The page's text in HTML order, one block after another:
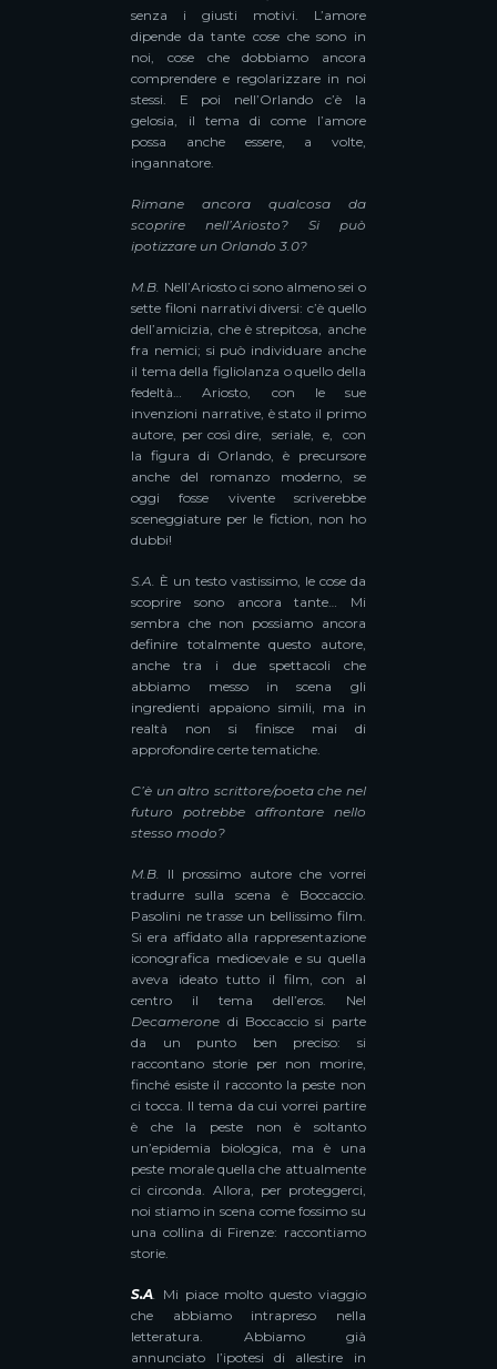
senza i giusti motivi. L’amore
dipende da tante cose che sono in
noi, cose che dobbiamo ancora
comprendere e regolarizzare in noi
stessi. E poi nell’Orlando c’è la
gelosia, il tema di come l’amore
possa anche essere, a volte,
ingannatore.
Rimane ancora qualcosa da
scoprire nell’Ariosto? Si può
ipotizzare un Orlando 3.0?
M.B. Nell’Ariosto ci sono almeno sei o
sette filoni narrativi diversi: c’è quello
dell’amicizia, che è strepitosa, anche
fra nemici; si può individuare anche
il tema della figliolanza o quello della
fedeltà… Ariosto, con le sue
invenzioni narrative, è stato il primo
autore, per così dire, seriale, e, con
la figura di Orlando, è precursore
anche del romanzo moderno, se
oggi fosse vivente scriverebbe
sceneggiature per le fiction, non ho
dubbi!
S.A. È un testo vastissimo, le cose da
scoprire sono ancora tante… Mi
sembra che non possiamo ancora
definire totalmente questo autore,
anche tra i due spettacoli che
abbiamo messo in scena gli
ingredienti appaiono simili, ma in
realtà non si finisce mai di
approfondire certe tematiche.
C’è un altro scrittore/poeta che nel
futuro potrebbe affrontare nello
stesso modo?
M.B. Il prossimo autore che vorrei
tradurre sulla scena è Boccaccio.
Pasolini ne trasse un bellissimo film.
Si era affidato alla rappresentazione
iconografica medioevale e su quella
aveva ideato tutto il film, con al
centro il tema dell’eros. Nel
Decamerone di Boccaccio si parte
da un punto ben preciso: si
raccontano storie per non morire,
finché esiste il racconto la peste non
ci tocca. Il tema da cui vorrei partire
è che la peste non è soltanto
un’epidemia biologica, ma è una
peste morale quella che attualmente
ci circonda. Allora, per proteggerci,
noi stiamo in scena come fossimo su
una collina di Firenze: raccontiamo
storie.
S.A. Mi piace molto questo viaggio
che abbiamo intrapreso nella
letteratura. Abbiamo già
annunciato l’ipotesi di allestire in